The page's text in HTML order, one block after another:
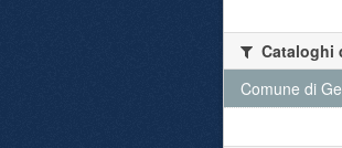
Cataloghi
Comune di